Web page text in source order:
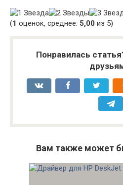
(1 оценок, среднее: 5,00 из 5)
Понравилась
Вам также может